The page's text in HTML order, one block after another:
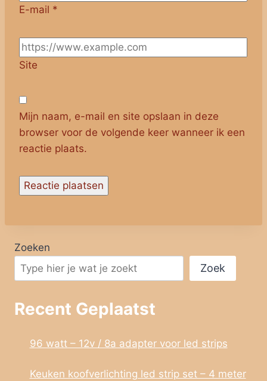
E-mail *
Site
Mijn naam, e-mail en site opslaan in deze
browser voor de volgende keer wanneer ik een
reactie plaats.
Zoeken
Zoek
Recent Geplaatst
96 watt – 12v / 8a adapter voor led strips
Keuken koofverlichting led strip set – 4 meter